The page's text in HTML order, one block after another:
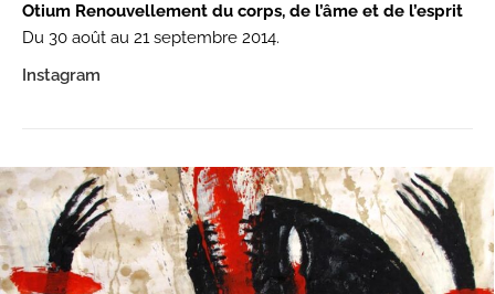
Otium Renouvellement du corps, de l’âme et de l’esprit
Du 30 août au 21 septembre 2014.
Instagram